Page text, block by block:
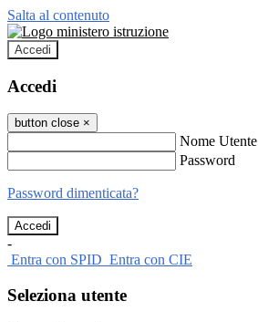
Salta al contenuto
Accedi
Accedi
button close ×
Nome Utente
Password
Password dimenticata?
-
Entra con SPID Entra con CIE
Seleziona utente